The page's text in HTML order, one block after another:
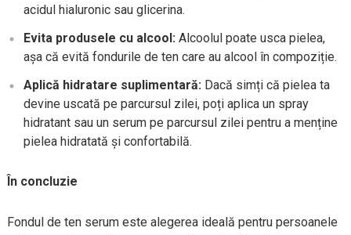
acidul hialuronic sau glicerina.
Evita produsele cu alcool: Alcoolul poate usca pielea,
așa că evită fondurile de ten care au alcool în compoziție.
Aplică hidratare suplimentară: Dacă simți că pielea ta
devine uscată pe parcursul zilei, poți aplica un spray
hidratant sau un serum pe parcursul zilei pentru a menține
pielea hidratată și confortabilă.
În concluzie
Fondul de ten serum este alegerea ideală pentru persoanele